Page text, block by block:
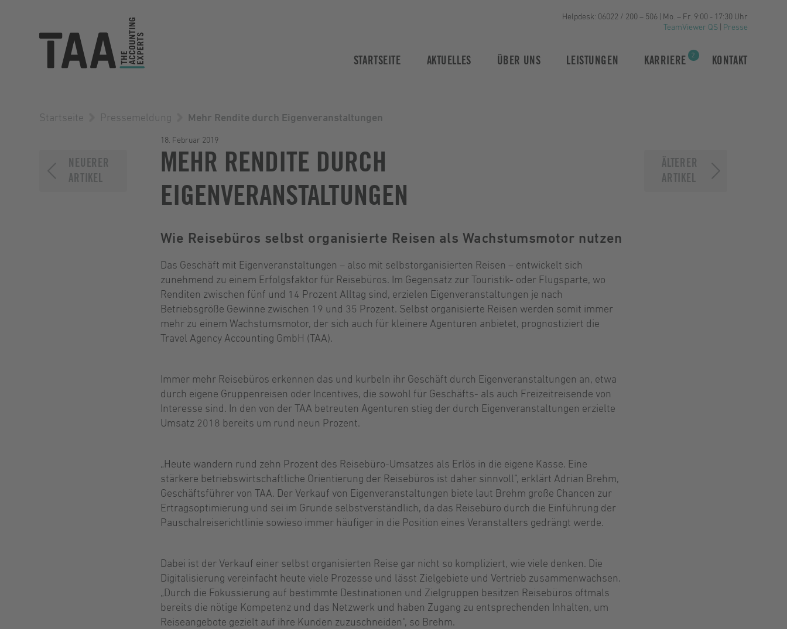
Helpdesk: 06022 / 200 – 506 | Mo. – Fr. 9:00 - 17:30 Uhr
TeamViewer QS| Presse
STARTSEITE AKTUELLES ÜBER UNS LEISTUNGEN KARRIERE 2 KONTAKT
Startseite Pressemeldung Mehr Rendite durch Eigenveranstaltungen
18. Februar 2019
MEHR RENDITE DURCH
EIGENVERANSTALTUNGEN
Wie Reisebüros selbst organisierte Reisen als Wachstumsmotor nutzen
Das Geschäft mit Eigenveranstaltungen – also mit selbstorganisierten Reisen – entwickelt sich
zunehmend zu einem Erfolgsfaktor für Reisebüros. Im Gegensatz zur Touristik- oder Flugsparte, wo
Renditen zwischen fünf und 14 Prozent Alltag sind, erzielen Eigenveranstaltungen je nach
Betriebsgröße Gewinne zwischen 19 und 35 Prozent. Selbst organisierte Reisen werden somit immer
mehr zu einem Wachstumsmotor, der sich auch für kleinere Agenturen anbietet, prognostiziert die
Travel Agency Accounting GmbH (TAA).
Immer mehr Reisebüros erkennen das und kurbeln ihr Geschäft durch Eigenveranstaltungen an, etwa
durch eigene Gruppenreisen oder Incentives, die sowohl für Geschäfts- als auch Freizeitreisende von
Interesse sind. In den von der TAA betreuten Agenturen stieg der durch Eigenveranstaltungen erzielte
Umsatz 2018 bereits um rund neun Prozent.
„Heute wandern rund zehn Prozent des Reisebüro-Umsatzes als Erlös in die eigene Kasse. Eine
stärkere betriebswirtschaftliche Orientierung der Reisebüros ist daher sinnvoll“, erklärt Adrian Brehm,
Geschäftsführer von TAA. Der Verkauf von Eigenveranstaltungen biete laut Brehm große Chancen zur
Ertragsoptimierung und sei im Grunde selbstverständlich, da das Reisebüro durch die Einführung der
Pauschalreiserichtlinie sowieso immer häufiger in die Position eines Veranstalters gedrängt werde.
Dabei ist der Verkauf einer selbst organisierten Reise gar nicht so kompliziert, wie viele denken. Die
Digitalisierung vereinfacht heute viele Prozesse und lässt Zielgebiete und Vertrieb zusammenwachsen.
„Durch die Fokussierung auf bestimmte Destinationen und Zielgruppen besitzen Reisebüros oftmals
bereits die nötige Kompetenz und das Netzwerk und haben Zugang zu entsprechenden Inhalten, um
Reiseangebote gezielt auf ihre Kunden zuzuschneiden“, so Brehm.
NEUERER
ARTIKEL
ÄLTERER
ARTIKEL